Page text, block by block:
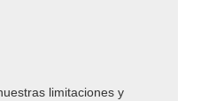
limitaciones y